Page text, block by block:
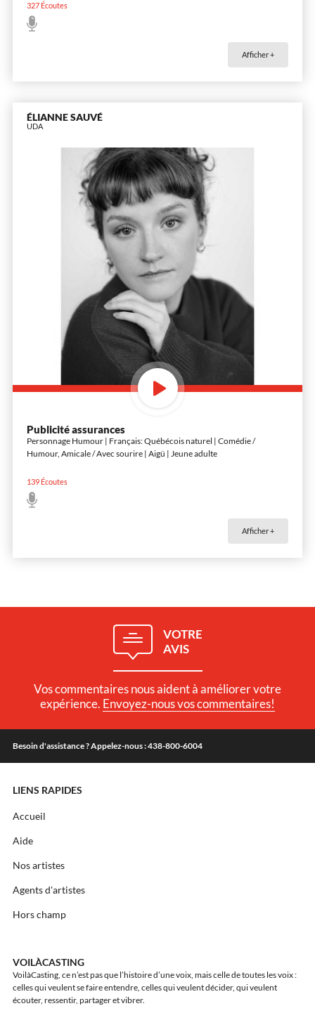
327Écoutes
Afficher +
ÉLIANNE SAUVÉ
UDA
Publicité assurances
Personnage Humour | Français: Québécois naturel | Comédie /
Humour, Amicale / Avec sourire | Aigü | Jeune adulte
139Écoutes
Afficher +
VOTRE
AVIS
Vos commentaires nous aident à améliorer votre
expérience. Envoyez-nous vos commentaires!
Besoin d'assistance ? Appelez-nous : 438-800-6004
LIENS RAPIDES
Accueil
Aide
Nos artistes
Agents d'artistes
Hors champ
VOILÀCASTING
VoilàCasting, ce n’est pas que l’histoire d’une voix, mais celle de toutes les voix :
celles qui veulent se faire entendre, celles qui veulent décider, qui veulent
écouter, ressentir, partager et vibrer.